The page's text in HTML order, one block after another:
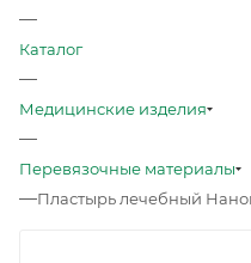
—
Каталог
—
Медицинские изделия
—
Перевязочные материалы
—Пластырь лечебный